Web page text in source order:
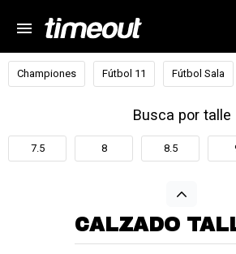
menu
Championes Fútbol 11 Fútbol Sala
Busca por talle
7.5 8 8.5
CALZADO